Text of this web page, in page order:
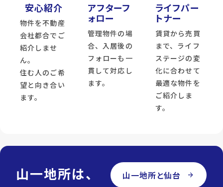
安心紹介
物件を不動産
会社都合でご
紹介しませ
ん。
住む人のご希
望と向き合い
ます。
アフターフ
ォロー
管理物件の場
合、入居後の
フォローも一
貫して対応し
ます。
ライフパー
トナー
賃貸から売買
まで、ライフ
ステージの変
化に合わせて
最適な物件を
ご紹介しま
す。
山一地所は、
山一地所と仙台 arrow_forward